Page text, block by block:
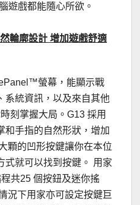
遊戲都能隨心所欲。
輪廓設計 增加遊戲舒適
螢幕，能顯示戰
系統資訊，以及來自其他
刻掌握大局。G13 採用
和手指的自然形狀，增加
顆的凹形按鍵讓你在本位
式就可以找到按鍵。 用家
共25 個按鈕及迷你搖
況下用家亦可設定按鍵巨